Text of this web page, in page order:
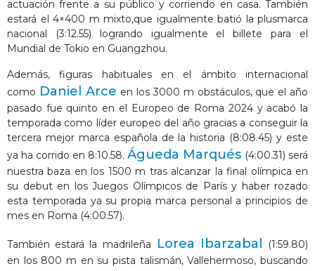
actuación frente a su público y corriendo en casa. También
estará el 4×400 m mixto,que igualmente batió la plusmarca
nacional (3:12.55) logrando igualmente el billete para el
Mundial de Tokio en Guangzhou.
Además, figuras habituales en el ámbito internacional
como Daniel Arce en los 3000 m obstáculos, que el año
pasado fue quinto en el Europeo de Roma 2024 y acabó la
temporada como líder europeo del año gracias a conseguir la
tercera mejor marca española de la historia (8:08.45) y este
ya ha corrido en 8:10.58. Águeda Marqués (4:00.31) será
nuestra baza en los 1500 m tras alcanzar la final olímpica en
su debut en los Juegos Olímpicos de París y haber rozado
esta temporada ya su propia marca personal a principios de
mes en Roma (4:00.57).
También estará la madrileña Lorea Ibarzabal
(1:59.80)
en los 800 m en su pista talismán, Vallehermoso, buscando